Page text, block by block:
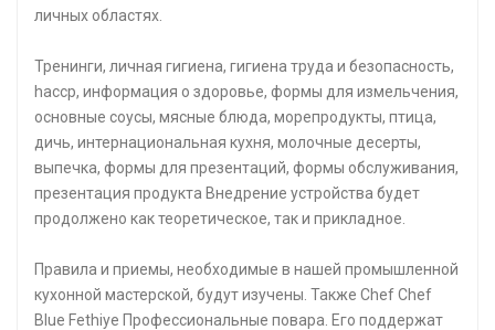
личных областях.
Тренинги, личная гигиена, гигиена труда и безопасность,
haccp, информация о здоровье, формы для измельчения,
основные соусы, мясные блюда, морепродукты, птица,
дичь, интернациональная кухня, молочные десерты,
выпечка, формы для презентаций, формы обслуживания,
презентация продукта Внедрение устройства будет
продолжено как теоретическое, так и прикладное.
Правила и приемы, необходимые в нашей промышленной
кухонной мастерской, будут изучены. Также Chef Chef
Blue Fethiye Профессиональные повара. Его поддержат